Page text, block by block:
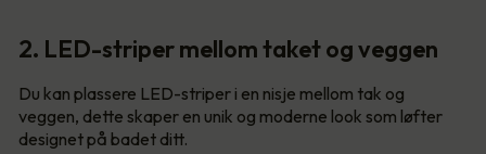
2. LED-striper mellom taket og veggen
Du kan plassere LED-striper i en nisje mellom tak og
veggen, dette skaper en unik og moderne look som løfter
designet på badet ditt.